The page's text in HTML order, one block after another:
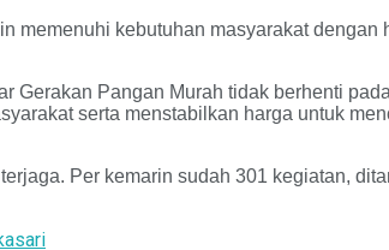
kebutuhan masyarakat dengan
Pangan Murah tidak berhenti
serta menstabilkan harga untuk
Per kemarin sudah 301 kegiatan,